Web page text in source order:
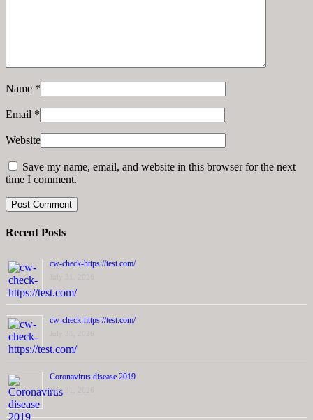
Name *
Email *
Website
Save my name, email, and website in this browser for the next
time I comment.
Recent Posts
cw-check-https://test.com/
cw-check-https://test.com/
Coronavirus disease 2019
July 31, 2026